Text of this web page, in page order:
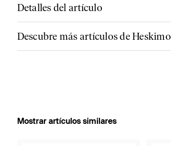
Detalles del artículo
Descubre más artículos de Heskimo
Mostrar artículos similares